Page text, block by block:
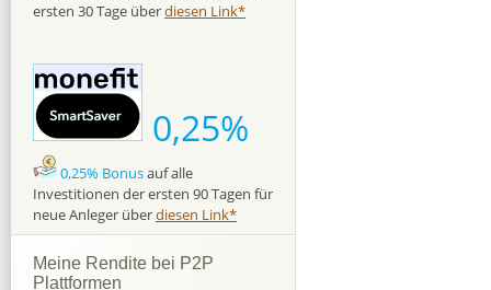
ersten 30 Tage überdiesen Link*
0,25%
0,25% Bonusauf alle
Investitionen der ersten 90 Tagen für
neue Anleger überdiesen Link*
Meine Rendite bei P2P
Plattformen